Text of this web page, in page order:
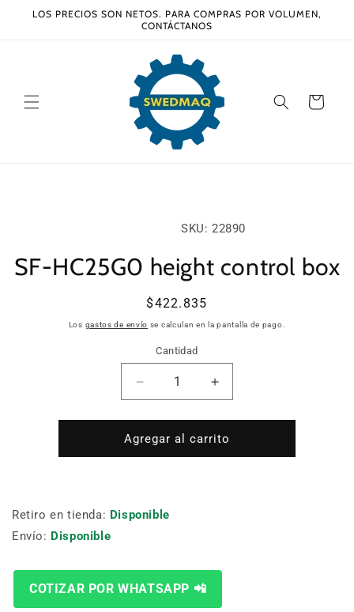
directamente
LOS PRECIOS SON NETOS. PARA COMPRAS POR VOLUMEN,
CONTÁCTANOS
Carrito
SKU: 22890
SF-HC25G0 height control box
Precio
habitual
$422.835
Los gastos de envío se calculan en la pantalla de pago.
Cantidad
Cantidad
Reducir
cantidad
para
SF-
HC25G0
Aumentar
cantidad
para
SF-
HC25G0
Agregar al carrito
Retiro en tienda: Disponible
Envío: Disponible
COTIZAR POR WHATSAPP 📲